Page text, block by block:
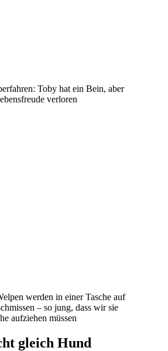
Toby hat ein Bein, aber
verloren
werden in einer Tasche auf
– so jung, dass wir sie
aufziehen müssen
gleich Hund